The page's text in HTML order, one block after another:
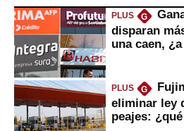
PLUS G
disparan
una caen,
PLUS G
eliminar ley
peajes: